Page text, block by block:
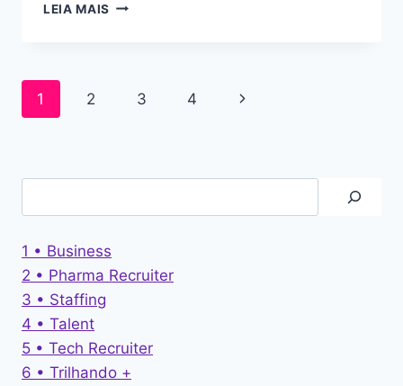
LEIA MAIS
1 2 3 4
1 • Business
2 • Pharma Recruiter
3 • Staffing
4 • Talent
5 • Tech Recruiter
6 • Trilhando +